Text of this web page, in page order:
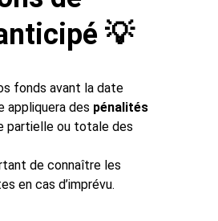
💡
fonds avant la date
appliquera des pénalités
partielle ou totale des
de connaître les
en cas d’imprévu.